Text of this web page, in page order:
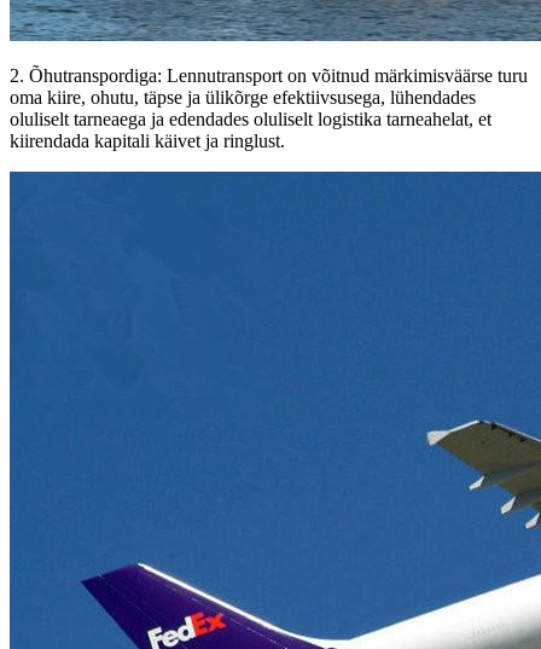
2. Õhutranspordiga: Lennutransport on võitnud märkimisväärse turu
oma kiire, ohutu, täpse ja ülikõrge efektiivsusega, lühendades
oluliselt tarneaega ja edendades oluliselt logistika tarneahelat, et
kiirendada kapitali käivet ja ringlust.